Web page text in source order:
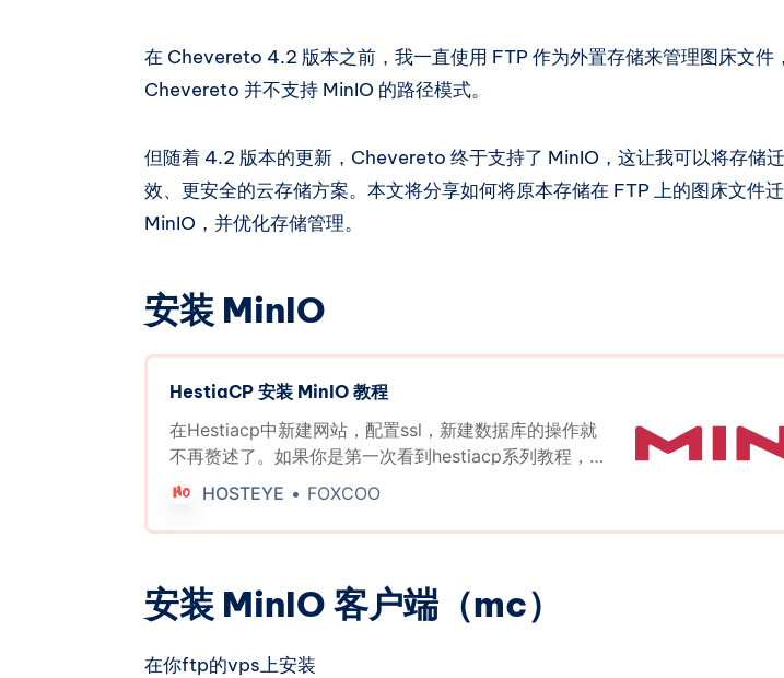
在 Chevereto 4.2 版本之前，我一直使用 FTP 作为外置存储来管理图床文件
Chevereto 并不支持 MinIO 的路径模式。
但随着 4.2 版本的更新，Chevereto 终于支持了 MinIO，这让我可以将存储
效、更安全的云存储方案。本文将分享如何将原本存储在 FTP 上的图床文件
MinIO，并优化存储管理。
安装 MinIO
HestiaCP 安装 MinIO 教程
在Hestiacp中新建网站，配置ssl，新建数据库的操作就
不再赘述了。如果你是第一次看到hestiacp系列教程，请
点击下方链接，就能看到完整的一系列教程了。
HestiaCP - HOSTEYEHOSTEYE由 FOXCOO 如果你想
利用hestiacp的备份与恢复功能，那就将minio安装到网
这里新建用户不建议用minio 你可以使用minio-user 。
因为要利用hestiacp的备份与恢复功能，所以我们全部自
user/web/xxx.com/public_html/ 使用以下命令下载最新
HOSTEYE FOXCOO
安装 MinIO 客户端（mc）
在你ftp的vps上安装